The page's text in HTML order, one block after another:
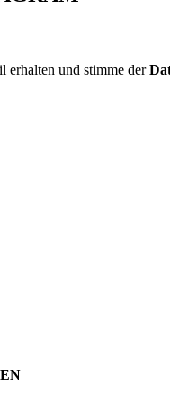
erhalten und stimme der